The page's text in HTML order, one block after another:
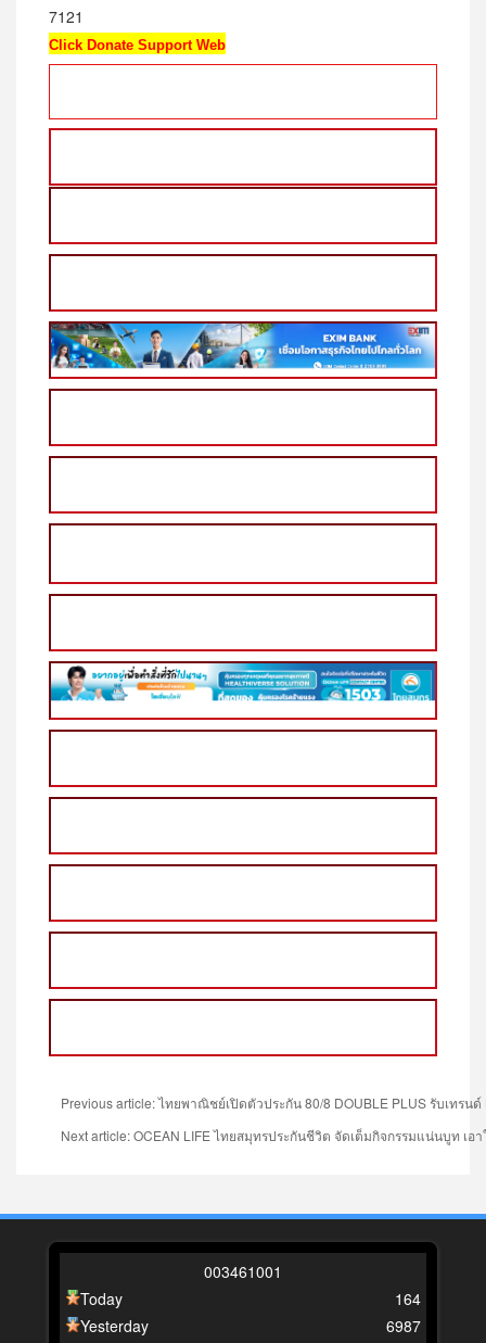
7121
Click Donate Support Web
Previous article: ไทยพาณิชย์เปิดตัวประกัน 80/8 DOUBLE PLUS รับเทรน
Next article: OCEAN LIFE ไทยสมุทรประกันชีวิต จัดเต็มกิจกรรมแน่นบูท เ
003461001
Today
Yesterday
164
6987